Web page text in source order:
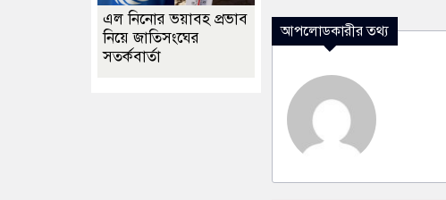
আপলোডকারীর তথ্য
এল নিনোর ভয়াবহ প্রভাব
নিয়ে জাতিসংঘের
সতর্কবার্তা